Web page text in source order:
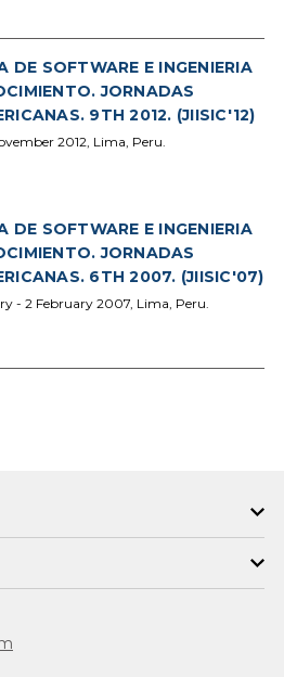
DE SOFTWARE E INGENIERIA
JORNADAS
9TH 2012. (JIISIC'12)
2012, Lima, Peru.
DE SOFTWARE E INGENIERIA
JORNADAS
6TH 2007. (JIISIC'07)
- 2 February 2007, Lima, Peru.